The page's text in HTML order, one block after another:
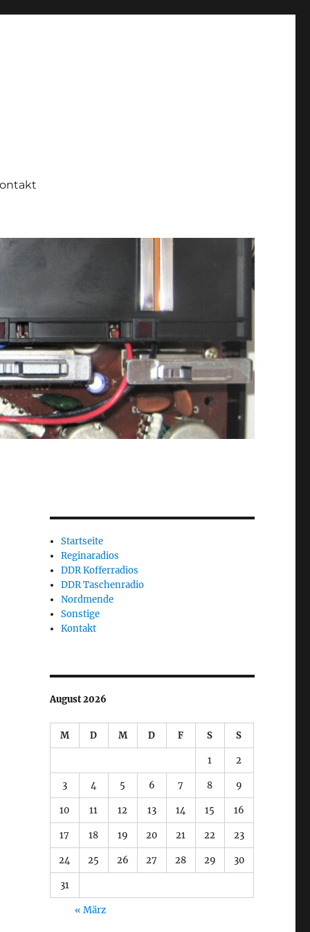
Startseite
Reginaradios
DDR Kofferradios
DDR Taschenradio
Nordmende
Sonstige
Kontakt
August 2026
M D M D F S S
1 2
3 4 5 6 7 8 9
10 11 12 13 14 15 16
17 18 19 20 21 22 23
24 25 26 27 28 29 30
31
« März